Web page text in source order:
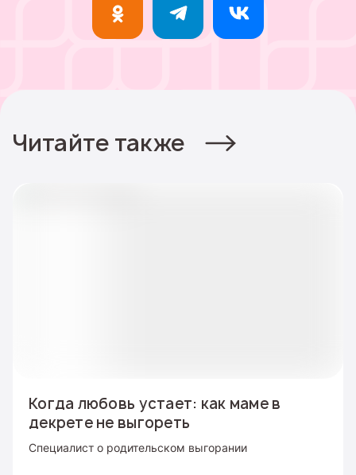
Читайте также
Когда любовь устает: как маме в
декрете не выгореть
Специалист о родительском выгорании